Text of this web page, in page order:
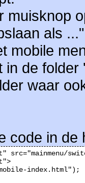
muisknop
als
mobile
in de
waar
code in
index.html");